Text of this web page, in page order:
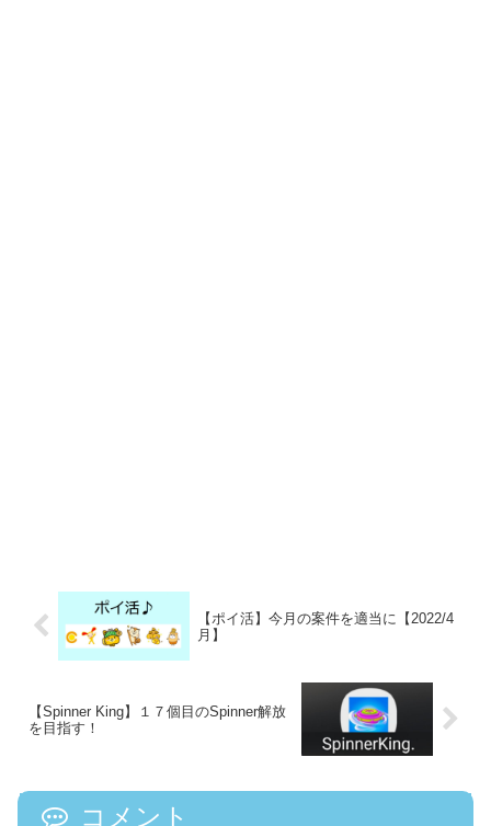
【ポイ活】今月の案件を適当に【2022/4
月】
【Spinner King】１７個目のSpinner解放
を目指す！
コメント